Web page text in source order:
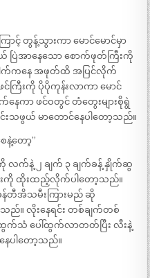
တွန့်သွားကာ မောင်မောင်မှာ
ပြဲအာနေသော စောက်ဖုတ်ကြီးကို
ါက်ကနေ အဖုတ်ထိ အပြင်လိုက်
ြီးကို ပိုပိုကုန်းလာကာ မောင်
ေကာ ဖင်ဝတွင် တံတွေးများစိုရွဲ
င်းသဖွယ် မာတောင်နေပါတော့သည်။
တော့”
လက်နဲ့ ၂ ချက် ၃ ချက်ခန့် နှိုက်ဆွ
းကို ထိုးထည့်လိုက်ပါတော့သည်။
န်တီအိသမီးကြားမည် ဆို
သည်။ လိုးနေရင်း တစ်ချက်တစ်
က်သံ ပေါ်ထွက်လာတတ်ပြီး လီးနဲ့
ေပါတော့သည်။